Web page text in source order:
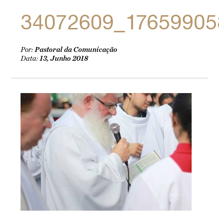
Por:Pastoral da Comunicação
Data:13, Junho 2018